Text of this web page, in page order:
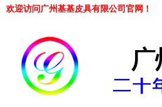
欢迎访问广州基基皮具有限公司官网！